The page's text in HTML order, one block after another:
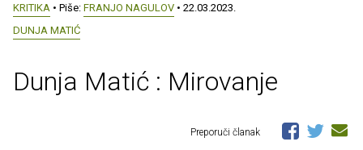
KRITIKA • Piše: FRANJO NAGULOV • 22.03.2023.
DUNJA MATIĆ
Dunja Matić : Mirovanje
Preporuči članak